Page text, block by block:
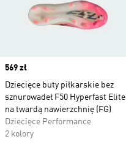
Price
569 zł
Dziecięce buty piłkarskie bez
sznurowadeł F50 Hyperfast Elite
na twardą nawierzchnię (FG)
Dziecięce Performance
2 kolory